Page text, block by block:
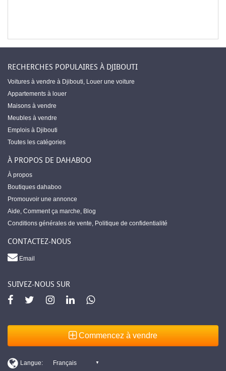
RECHERCHES POPULAIRES À DJIBOUTI
Voitures à vendre à Djibouti, Louer une voiture
Appartements à louer
Maisons à vendre
Meubles à vendre
Emplois à Djibouti
Toutes les catégories
À PROPOS DE DAHABOO
À propos
Boutiques dahaboo
Promouvoir une annonce
Aide, Comment ça marche, Blog
Conditions générales de vente, Politique de confidentialité
CONTACTEZ-NOUS
Email
SUIVEZ-NOUS SUR
Commencez à vendre